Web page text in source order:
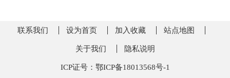
联系我们 设为首页 加入收藏 站点地图
关于我们 隐私说明
ICP证号：鄂ICP备18013568号-1